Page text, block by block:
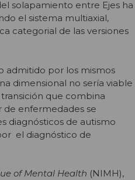
solapamiento entre Ejes ha
el sistema multiaxial,
categorial de las versiones
admitido por los mismos
dimensional no sería viable
que combina
de enfermedades se
diagnósticos de autismo
el diagnóstico de
of Mental Health (NIMH),